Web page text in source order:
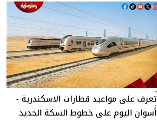
تعرف على مواعيد قطارات الاسكندرية -
أسوان اليوم على خطوط السكة الحديد